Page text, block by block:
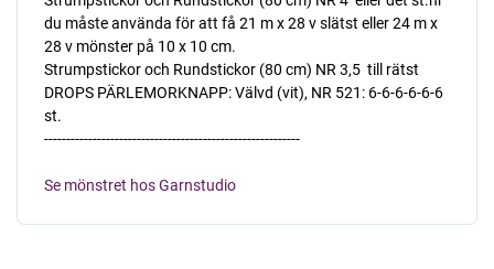
du måste använda för att få 21 m x 28 v slätst eller 24 m x
28 v mönster på 10 x 10 cm.
Strumpstickor och Rundstickor (80 cm) NR 3,5  till rätst
DROPS PÄRLEMORKNAPP: Välvd (vit), NR 521: 6-6-6-6-6-6
st.
----------------------------------------------------------
Se mönstret hos Garnstudio